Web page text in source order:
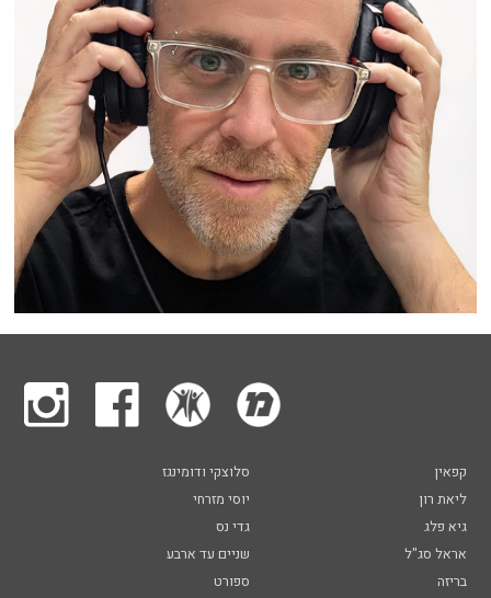
קפאין
סלוצקי ודומינגז
ליאת רון
יוסי מזרחי
גיא פלג
גדי נס
אראל סג"ל
שניים עד ארבע
בריזה
ספורט